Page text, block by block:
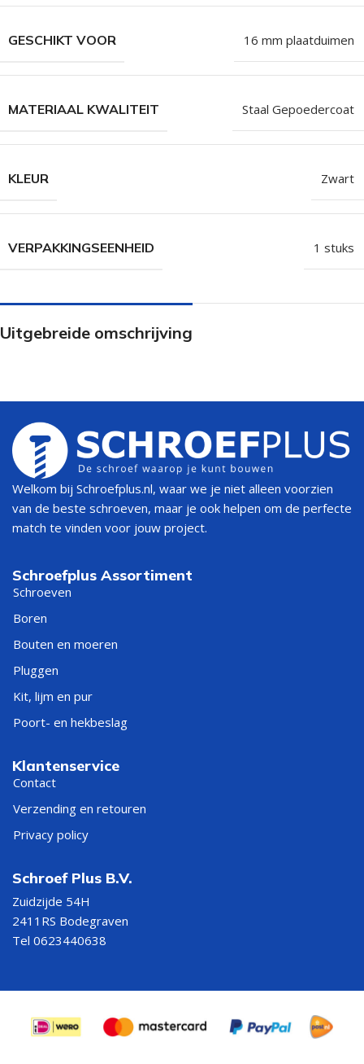
GESCHIKT VOOR 16 mm plaatduimen
MATERIAAL KWALITEIT Staal Gepoedercoat
KLEUR Zwart
VERPAKKINGSEENHEID 1 stuks
Uitgebreide omschrijving
Welkom bij Schroefplus.nl, waar we je niet alleen voorzien
van de beste schroeven, maar je ook helpen om de perfecte
match te vinden voor jouw project.
Schroefplus Assortiment
Schroeven
Boren
Bouten en moeren
Pluggen
Kit, lijm en pur
Poort- en hekbeslag
Klantenservice
Contact
Verzending en retouren
Privacy policy
Schroef Plus B.V.
Zuidzijde 54H
2411RS Bodegraven
Tel 0623440638